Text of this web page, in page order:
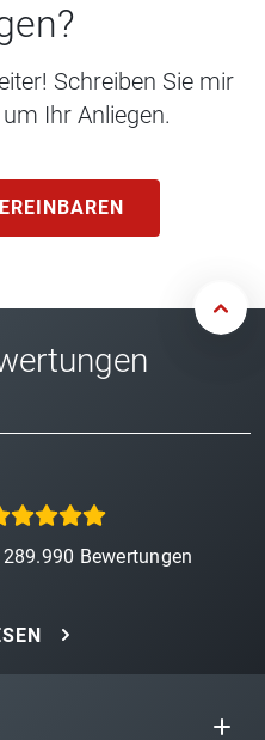
Schreiben Sie mir
Ihr Anliegen.
289.990 Bewertungen